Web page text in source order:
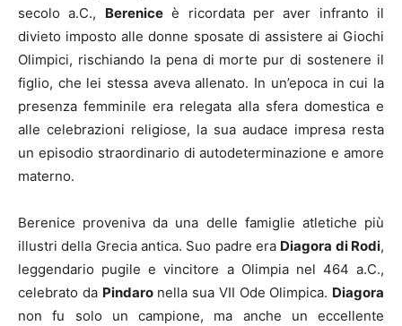
secolo a.C., Bereniceè ricordata per aver infranto il
divieto imposto alle donne sposate di assistere ai Giochi
Olimpici, rischiando la pena di morte pur di sostenere il
figlio, che lei stessa aveva allenato. In un’epoca in cui la
presenza femminile era relegata alla sfera domestica e
alle celebrazioni religiose, la sua audace impresa resta
un episodio straordinario di autodeterminazione e amore
materno.
Berenice proveniva da una delle famiglie atletiche più
illustri della Grecia antica. Suo padre era Diagora di Rodi,
leggendario pugile e vincitore a Olimpia nel 464 a.C.,
celebrato da Pindaronella sua VII Ode Olimpica. Diagora
non fu solo un campione, ma anche un eccellente